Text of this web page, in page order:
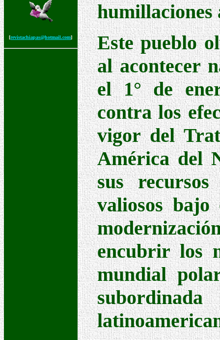
[revistachiapas@hotmail.com]
humillaciones
Este pueblo
al acontecer
el 1° de
contra los
vigor del
América del
sus
valiosos bajo
encubrir los
mundial